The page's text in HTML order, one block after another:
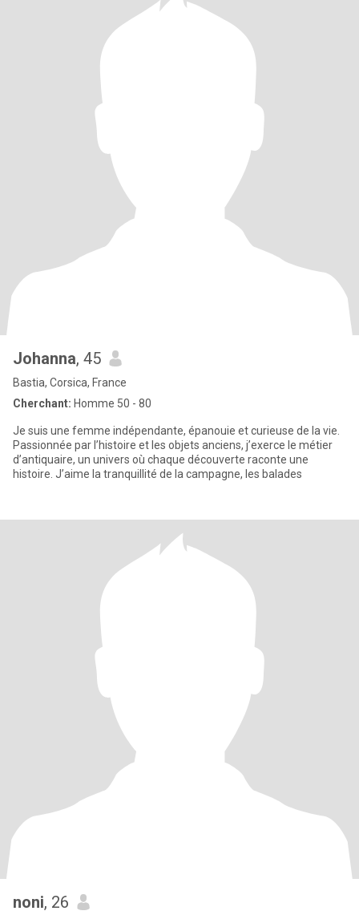
Johanna, 45
Bastia, Corsica, France
Cherchant: Homme 50 - 80
Je suis une femme indépendante, épanouie et curieuse de la vie.
Passionnée par l’histoire et les objets anciens, j’exerce le métier
d’antiquaire, un univers où chaque découverte raconte une
histoire. J’aime la tranquillité de la campagne, les balades
noni, 26